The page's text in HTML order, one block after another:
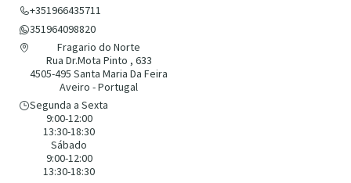
+351966435711
351964098820
Fragario do Norte
Rua Dr.Mota Pinto , 633
4505-495 Santa Maria Da Feira
Aveiro - Portugal
Segunda a Sexta
9:00-12:00
13:30-18:30
Sábado
9:00-12:00
13:30-18:30